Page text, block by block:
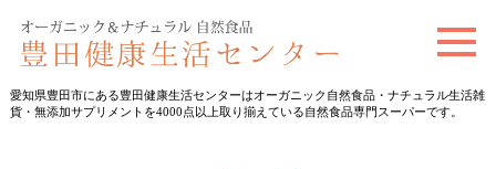
t
g
愛知県豊田市にある豊田健康生活センターはオーガニック自然食品・ナチュラル生活雑
貨・無添加サプリメントを4000点以上取り揃えている自然食品専門スーパーです。